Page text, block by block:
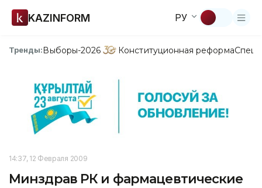
KAZINFORM РУ
Тренды:Выборы-2026 Конституционная реформа
14:37, 12 Февраля 2009
Минздрав РК и фармацевтические